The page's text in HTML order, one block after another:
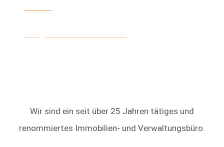
Wir sind ein seit über 25 Jahren tätiges und
renommiertes Immobilien- und Verwaltungsbüro.